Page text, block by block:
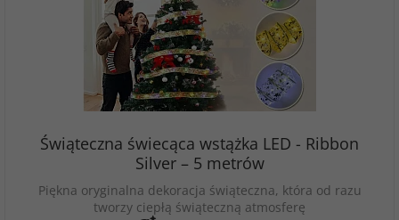
Świąteczna świecąca wstążka LED - Ribbon
Silver – 5 metrów
Piękna oryginalna dekoracja świąteczna, która od razu
tworzy ciepłą świąteczną atmosferę